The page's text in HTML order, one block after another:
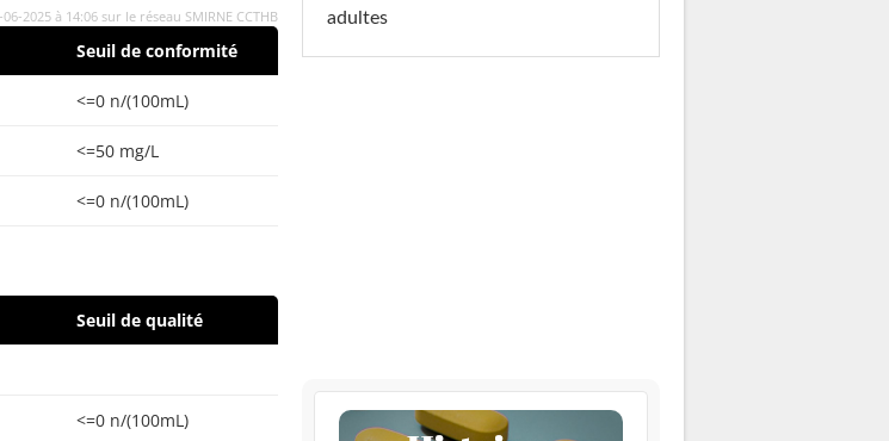
2025 à 14:06 sur le réseau SMIRNE CCTHB
Seuil de conformité
<=0 n/(100mL)
<=50 mg/L
<=0 n/(100mL)
Seuil de qualité
<=0 n/(100mL)
adultes